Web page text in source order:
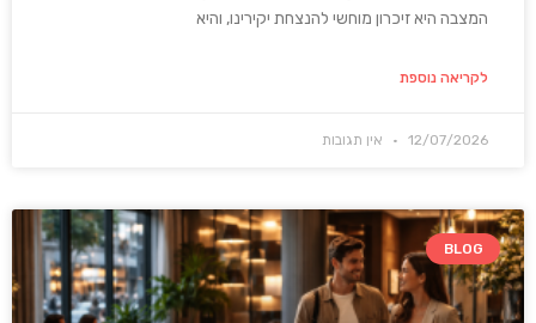
המצבה היא זיכרון מוחשי להנצחת יקירינו, והיא
לקריאה נוספת
12/07/2026 אין תגובות
BLOG